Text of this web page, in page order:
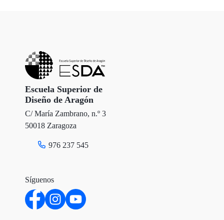
e o
o
k
d
n
Escuela Superior de
Diseño de Aragón
C/ María Zambrano, n.º 3
50018 Zaragoza
976 237 545
Síguenos